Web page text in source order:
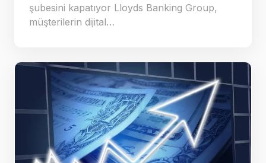
şubesini kapatıyor Lloyds Banking Group,
müşterilerin dijital…